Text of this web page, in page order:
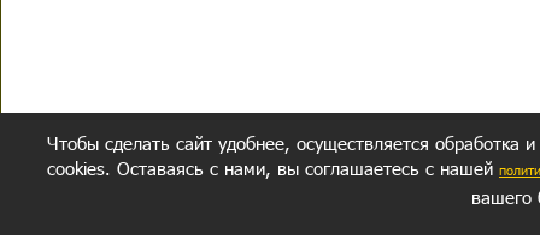
Чтобы сделать сайт удобнее, осуществляется обработка
cookies. Оставаясь с нами, вы соглашаетесь с нашей
вашего